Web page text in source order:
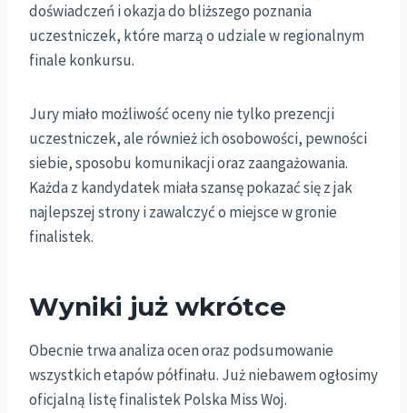
doświadczeń i okazja do bliższego poznania
uczestniczek, które marzą o udziale w regionalnym
finale konkursu.
Jury miało możliwość oceny nie tylko prezencji
uczestniczek, ale również ich osobowości, pewności
siebie, sposobu komunikacji oraz zaangażowania.
Każda z kandydatek miała szansę pokazać się z jak
najlepszej strony i zawalczyć o miejsce w gronie
finalistek.
Wyniki już wkrótce
Obecnie trwa analiza ocen oraz podsumowanie
wszystkich etapów półfinału. Już niebawem ogłosimy
oficjalną listę finalistek Polska Miss Woj.